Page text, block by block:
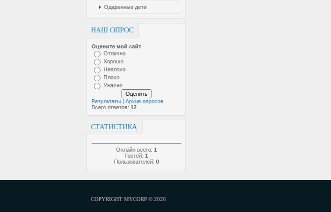
Одаренные дети
НАШ ОПРОС
Оцените мой сайт
Отлично
Хорошо
Неплохо
Плохо
Ужасно
Результаты | Архив опросов
Всего ответов: 12
СТАТИСТИКА
Онлайн всего: 1
Гостей: 1
Пользователей: 0
COPYRIGHT MYCORP © 2026